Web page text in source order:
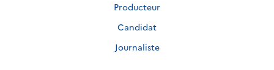
Producteur
Candidat
Journaliste